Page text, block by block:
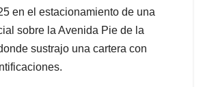
en el estacionamiento de una
sobre la Avenida Pie de la
sustrajo una cartera con